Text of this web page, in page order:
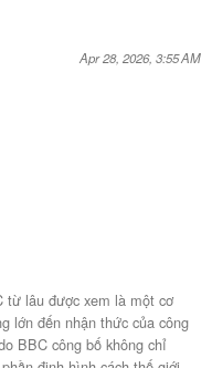
Apr 28, 2026, 3:55 AM
từ lâu được xem là một cơ
lớn đến nhận thức của công
BBC công bố không chỉ